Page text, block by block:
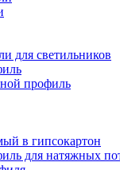
для светильников
профиль
в гипсокартон
для натяжных